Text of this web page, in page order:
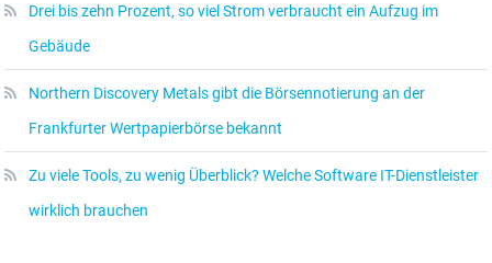
Drei bis zehn Prozent, so viel Strom verbraucht ein Aufzug im
Gebäude
Northern Discovery Metals gibt die Börsennotierung an der
Frankfurter Wertpapierbörse bekannt
Zu viele Tools, zu wenig Überblick? Welche Software IT-Dienstleister
wirklich brauchen